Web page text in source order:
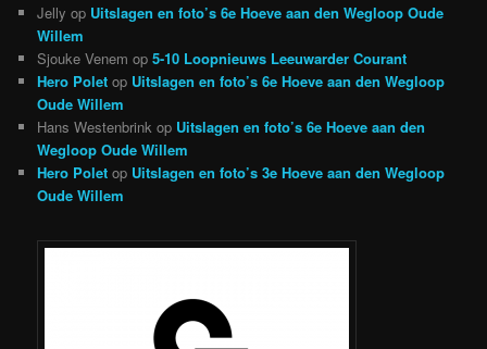
Jelly op Uitslagen en foto’s 6e Hoeve aan den Wegloop Oude
Willem
Sjouke Venem op5-10 Loopnieuws Leeuwarder Courant
Hero Polet op Uitslagen en foto’s 6e Hoeve aan den Wegloop
Oude Willem
Hans Westenbrink op Uitslagen en foto’s 6e Hoeve aan den
Wegloop Oude Willem
Hero Polet op Uitslagen en foto’s 3e Hoeve aan den Wegloop
Oude Willem